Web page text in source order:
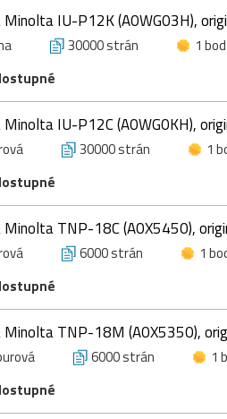
Minolta IU-P12K (A0WG03H),
30000 strán
1 bod
Minolta IU-P12C (A0WG0KH),
30000 strán
1
Minolta TNP-18C (A0X5450),
6000 strán
1
Minolta TNP-18M (A0X5350),
6000 strán
1